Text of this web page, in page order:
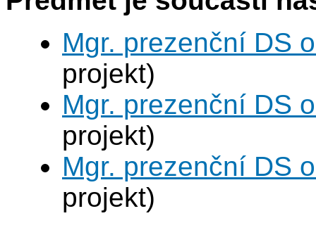
Mgr. prezenční DS
projekt)
Mgr. prezenční DS
projekt)
Mgr. prezenční DS
projekt)